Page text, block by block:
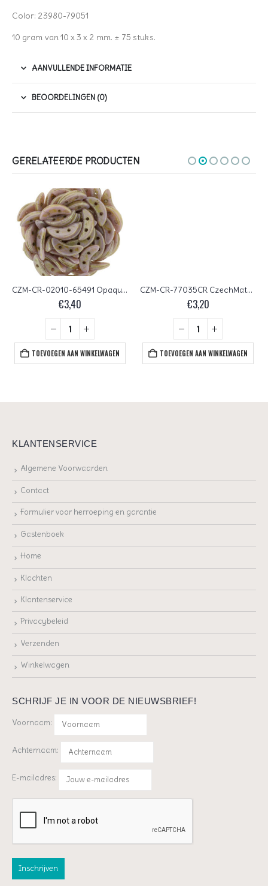
Color: 23980-79051
10 gram van 10 x 3 x 2 mm. ± 75 stuks.
AANVULLENDE INFORMATIE
BEOORDELINGEN (0)
GERELATEERDE PRODUCTEN
CZM-CR-02010-65491 Opaque Luster Rose Gold Topaz CzechMates 2-hole Crescent Beads, 10×3 mm
€3,40
TOEVOEGEN AAN WINKELWAGEN
CZM-CR-77035CR CzechMates Crescent Saturated Metallic Rose 10 gram.
€3,20
TOEVOEGEN AAN WINKELWAGEN
KLANTENSERVICE
Algemene Voorwaarden
Contact
Formulier voor herroeping en garantie
Gastenboek
Home
Klachten
Klantenservice
Privacybeleid
Verzenden
Winkelwagen
SCHRIJF JE IN VOOR DE NIEUWSBRIEF!
Voornaam:
Achternaam:
E-mailadres: